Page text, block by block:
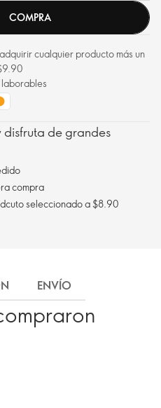
COMPRA
cualquier producto más un
disfruta de grandes
compra
Envío gratis al comprar un prodcuto seleccionado a $8.90
ENVÍO